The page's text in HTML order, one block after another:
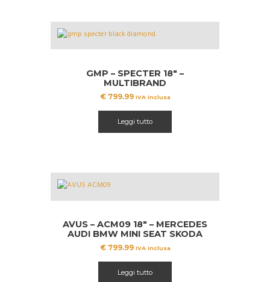
GMP – SPECTER 18″ –
MULTIBRAND
€799.99 IVA inclusa
Leggi tutto
AVUS – ACM09 18″ – MERCEDES
AUDI BMW MINI SEAT SKODA
VW
€799.99 IVA inclusa
Leggi tutto